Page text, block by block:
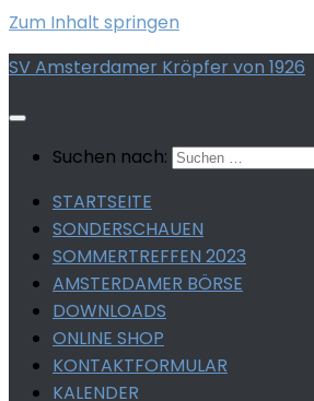
Zum Inhalt springen
SV Amsterdamer Kröpfer von 1926
Suchen nach:
STARTSEITE
SONDERSCHAUEN
SOMMERTREFFEN 2023
AMSTERDAMER BÖRSE
DOWNLOADS
ONLINE SHOP
KONTAKTFORMULAR
KALENDER